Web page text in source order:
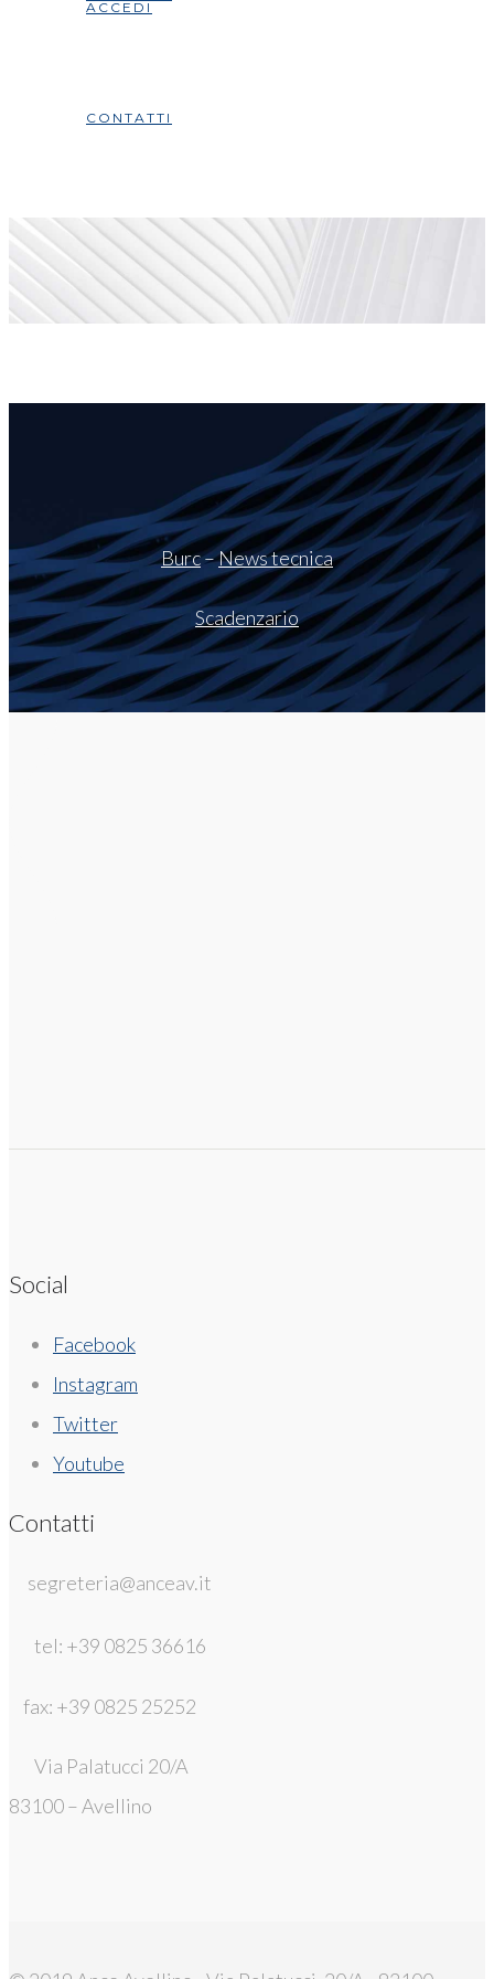
ACCEDI
CONTATTI
Burc–News tecnica
Scadenzario
Social
Facebook
Instagram
Twitter
Youtube
Contatti
segreteria@anceav.it
tel: +39 0825 36616
fax: +39 0825 25252
Via Palatucci 20/A
83100 – Avellino